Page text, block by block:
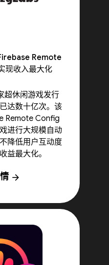
Remote
现收入最大化
超休闲游戏发行
达数十亿次。该
Remote Config
进行大规模自动
降低用户互动度
益最大化。
arrow_forward